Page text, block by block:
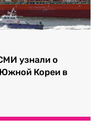
узнали о
Южной Кореи в